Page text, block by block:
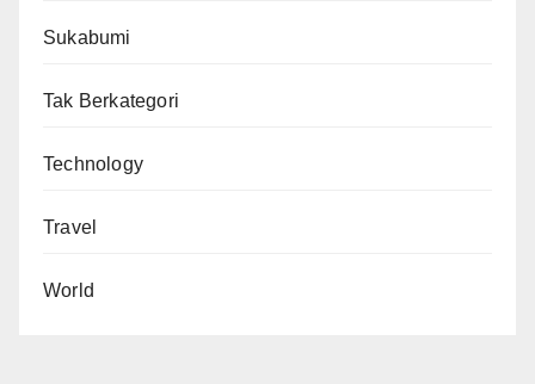
Sukabumi
Tak Berkategori
Technology
Travel
World